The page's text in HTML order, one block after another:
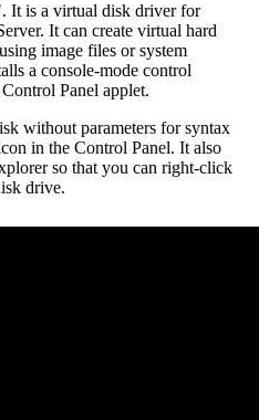
It is a virtual disk driver for
It can create virtual hard
image files or system
a console-mode control
Panel applet.
without parameters for syntax
in the Control Panel. It also
so that you can right-click
drive.